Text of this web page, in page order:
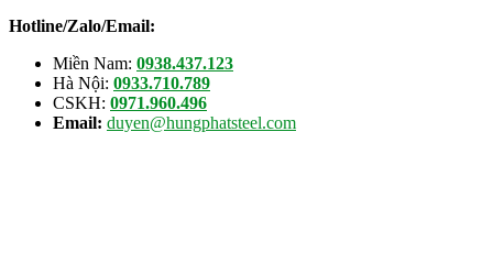
Hotline/Zalo/Email:
Miền Nam: 0938.437.123
Hà Nội: 0933.710.789
CSKH: 0971.960.496
Email: duyen@hungphatsteel.com